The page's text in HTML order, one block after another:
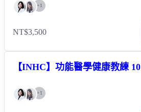
+1
NT$3,500
【INHC】功能醫學健康教練 10
+1